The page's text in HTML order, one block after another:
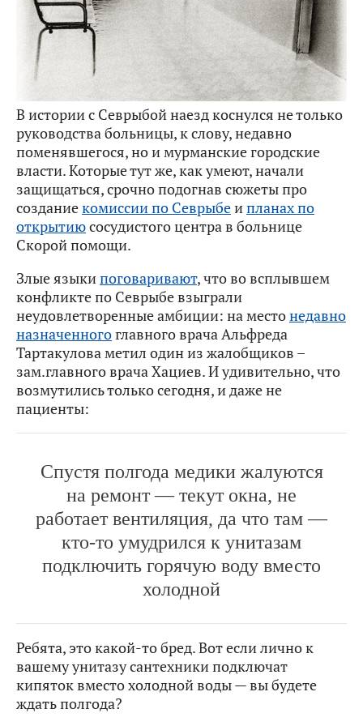
В истории с Севрыбой наезд коснулся не только
руководства больницы, к слову, недавно
поменявшегося, но и мурманские городские
власти. Которые тут же, как умеют, начали
защищаться, срочно подогнав сюжеты про
созданиекомиссии по Севрыбеипланах по
открытиюсосудистого центра в больнице
Скорой помощи.
Злые языкипоговаривают, что во всплывшем
конфликте по Севрыбе взыграли
неудовлетворенные амбиции: на местонедавно
назначенногоглавного врача Альфреда
Тартакулова метил один из жалобщиков –
зам.главного врача Хациев. И удивительно, что
возмутились только сегодня, и даже не
пациенты:
Спустя полгода медики жалуются
на ремонт — текут окна, не
работает вентиляция, да что там —
кто-то умудрился к унитазам
подключить горячую воду вместо
холодной
Ребята, это какой-то бред. Вот если лично к
вашему унитазу сантехники подключат
кипяток вместо холодной воды — вы будете
ждать полгода?